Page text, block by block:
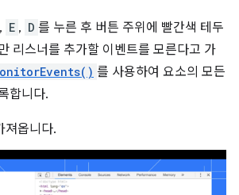
, E , D 를 누른 후 버튼 주위에 빨간색 테두
리스너를 추가할 이벤트를 모른다고 가
를 사용하여 요소의 모든
합니다.
져옵니다.